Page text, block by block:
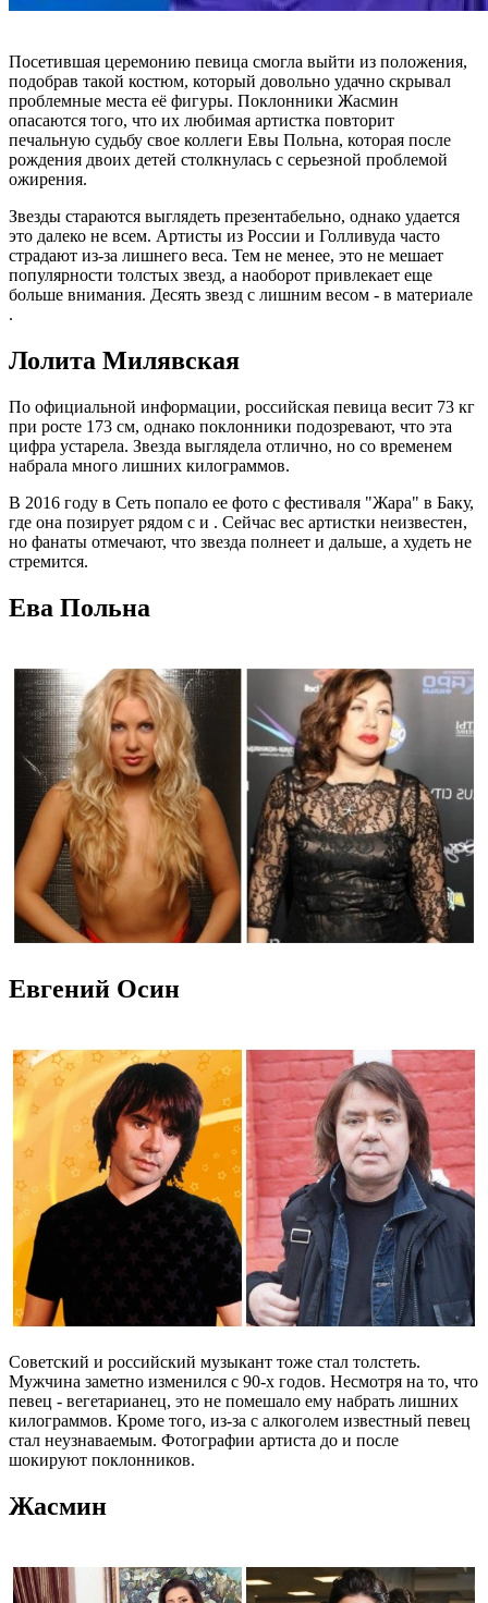
Посетившая церемонию певица смогла выйти из положения,
подобрав такой костюм, который довольно удачно скрывал
проблемные места её фигуры. Поклонники Жасмин
опасаются того, что их любимая артистка повторит
печальную судьбу свое коллеги Евы Польна, которая после
рождения двоих детей столкнулась с серьезной проблемой
ожирения.
Звезды стараются выглядеть презентабельно, однако удается
это далеко не всем. Артисты из России и Голливуда часто
страдают из-за лишнего веса. Тем не менее, это не мешает
популярности толстых звезд, а наоборот привлекает еще
больше внимания. Десять звезд с лишним весом - в материале
.
Лолита Милявская
По официальной информации, российская певица весит 73 кг
при росте 173 см, однако поклонники подозревают, что эта
цифра устарела. Звезда выглядела отлично, но со временем
набрала много лишних килограммов.
В 2016 году в Сеть попало ее фото с фестиваля "Жара" в Баку,
где она позирует рядом с и . Сейчас вес артистки неизвестен,
но фанаты отмечают, что звезда полнеет и дальше, а худеть не
стремится.
Ева Польна
Евгений Осин
Советский и российский музыкант тоже стал толстеть.
Мужчина заметно изменился с 90-х годов. Несмотря на то, что
певец - вегетарианец, это не помешало ему набрать лишних
килограммов. Кроме того, из-за с алкоголем известный певец
стал неузнаваемым. Фотографии артиста до и после
шокируют поклонников.
Жасмин